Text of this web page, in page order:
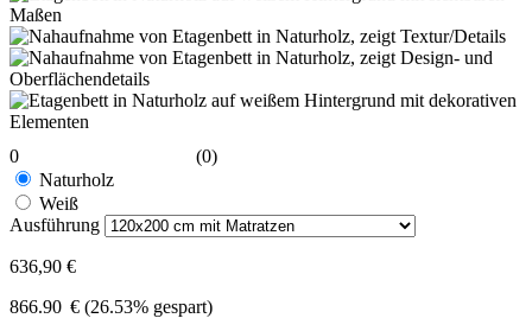
0
(0)
Naturholz
Weiß
Ausführung
636,90 €
866.90 € (26.53% gespart)